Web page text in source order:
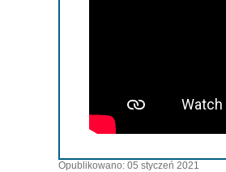
Opublikowano: 05 styczeń 2021